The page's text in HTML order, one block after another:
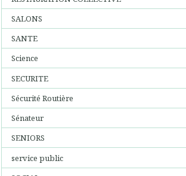
SALONS
SANTE
Science
SECURITE
Sécurité Routière
Sénateur
SENIORS
service public